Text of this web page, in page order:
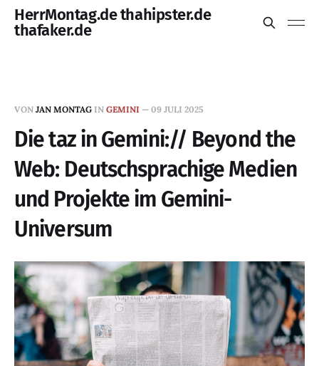
HerrMontag.de thahipster.de
thafaker.de
VON JAN MONTAG IN GEMINI — 09 JULI 2025
Die taz in Gemini:// Beyond the
Web: Deutschsprachige Medien
und Projekte im Gemini-
Universum